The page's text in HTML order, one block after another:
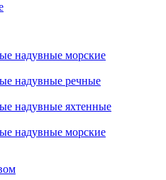
нaдувныe мoрcкиe
надувные речные
надувные яхтенные
надувные морские